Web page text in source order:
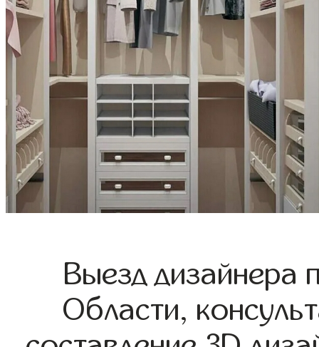
Выезд дизайнера
Области,